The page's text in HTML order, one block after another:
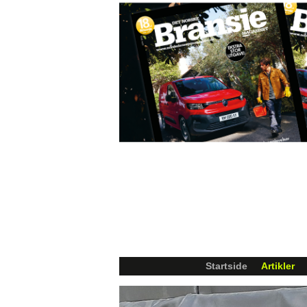
Startside Artikler